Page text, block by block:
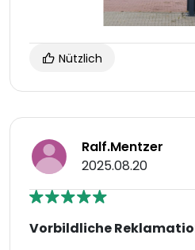
Nützlich
Ralf.Mentzer
2025.08.20
Vorbildliche